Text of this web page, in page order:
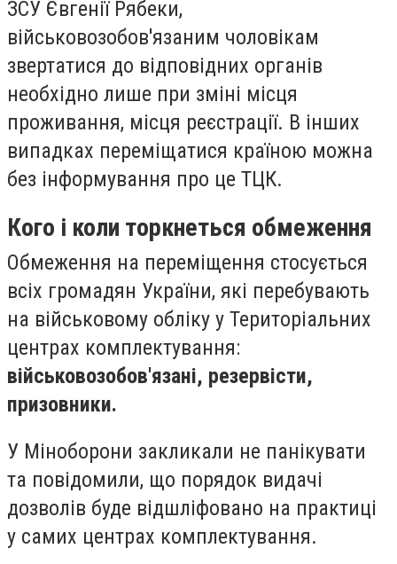
ЗСУ Євгенії Рябеки,
військовозобов'язаним чоловікам
звертатися до відповідних органів
необхідно лише при зміні місця
проживання, місця реєстрації. В інших
випадках переміщатися країною можна
без інформування про це ТЦК.
Кого і коли торкнеться обмеження
Обмеження на переміщення стосується
всіх громадян України, які перебувають
на військовому обліку у Територіальних
центрах комплектування:
військовозобов'язані, резервісти,
призовники.
У Міноборони закликали не панікувати
та повідомили, що порядок видачі
дозволів буде відшліфовано на практиці
у самих центрах комплектування.